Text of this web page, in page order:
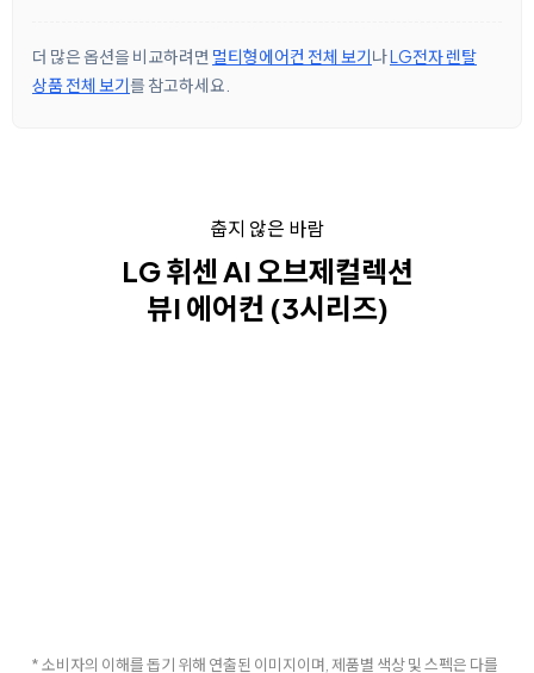
더 많은 옵션을 비교하려면 멀티형에어컨 전체 보기나LG전자 렌탈
상품 전체 보기를 참고하세요.
춥지 않은 바람
LG 휘센 AI 오브제컬렉션
뷰I 에어컨 (3시리즈)
* 소비자의 이해를 돕기 위해 연출된 이미지이며, 제품별 색상 및 스펙은 다를